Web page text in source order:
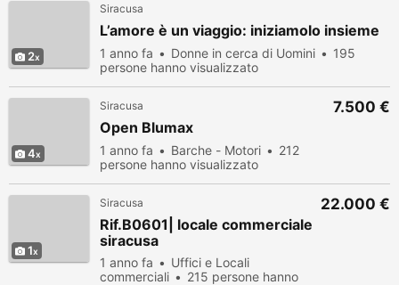
2
Siracusa
L’amore è un viaggio: iniziamolo insieme
1 anno fa Donne in cerca di Uomini
195
persone hanno visualizzato
4
Siracusa
Open Blumax
1 anno fa Barche - Motori
212
persone hanno visualizzato
7.500 €
1
Siracusa
Rif.B0601| locale commerciale
siracusa
1 anno fa
Uffici e Locali
commerciali
215 persone hanno
22.000 €